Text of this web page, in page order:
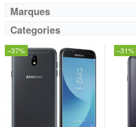
Marques
Categories
–37% –31%